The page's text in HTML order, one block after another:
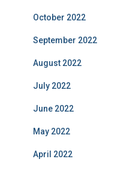
October 2022
September 2022
August 2022
July 2022
June 2022
May 2022
April 2022